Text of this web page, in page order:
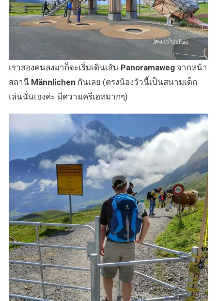
เราสองคนลงมาก็จะเริ่มเดินเส้น Panoramawegจากหน้า
สถานี Männlichen กันเลย (ตรงน้องวัวนี้เป็นสนามเด็ก
เล่นนั่นเองค่ะ มีความครีเอทมากๆ)